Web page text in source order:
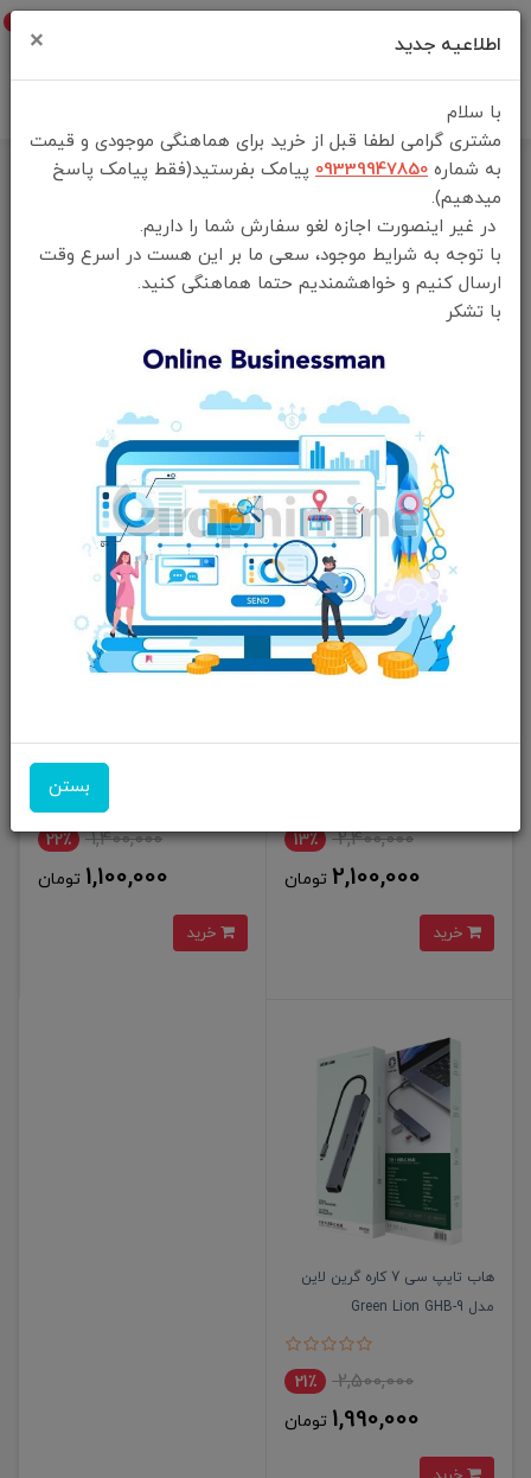
فقط محصولات موجود
محبوب‌ترین گران‌ترین ارزان‌ترین
2,400,000 13٪
2,100,000 تومان
تایپ سی گرین لاین Green Lion 3
in 1 Card Reader with USB-A &
1,400,000 22٪
1,100,000 تومان
هاب تایپ سی 7 کاره گرین لاین
مدل Green Lion GHB-9
2,500,000 21٪
1,990,000 تومان
اطلاعیه جدید ×
با سلام
مشتری گرامی لطفا قبل از خرید برای هماهنگی موجودی و قیمت
به شماره 09339947850 پیامک بفرستید(فقط پیامک پاسخ
میدهیم).
در غیر اینصورت اجازه لغو سفارش شما را داریم.
با توجه به شرایط موجود، سعی ما بر این هست در اسرع وقت
ارسال کنیم و خواهشمندیم حتما هماهنگی کنید.
با تشکر
بستن